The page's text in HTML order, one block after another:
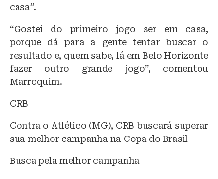
casa”.
“Gostei do primeiro jogo ser em casa,
porque dá para a gente tentar buscar o
resultado e, quem sabe, lá em Belo Horizonte
fazer outro grande jogo”, comentou
Marroquim.
CRB
Contra o Atlético (MG), CRB buscará superar
sua melhor campanha na Copa do Brasil
Busca pela melhor campanha